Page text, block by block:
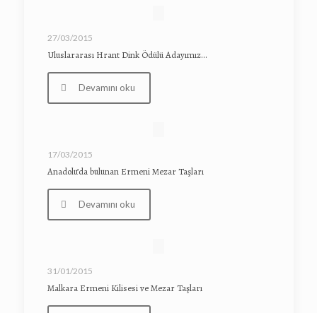
27/03/2015
Uluslararası Hrant Dink Ödülü Adayımız…
Devamını oku
17/03/2015
Anadolu’da bulunan Ermeni Mezar Taşları
Devamını oku
31/01/2015
Malkara Ermeni Kilisesi ve Mezar Taşları